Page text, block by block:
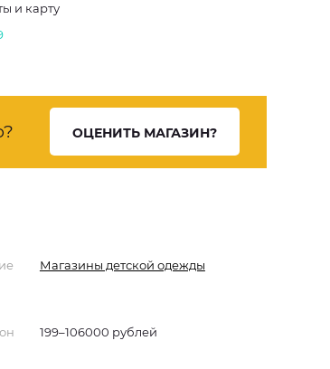
и карту
ОЦЕНИТЬ МАГАЗИН?
Магазины детской одежды
199–106000 рублей